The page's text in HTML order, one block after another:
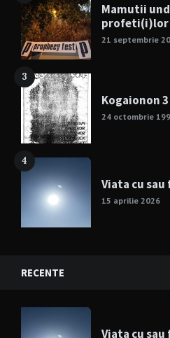
Mamutii
profeti(i)lor
21 septembrie
3
Kogaionon
24 octombrie
4
Viata cu sau
15 aprilie 2026
RECENTE
Viata cu sau